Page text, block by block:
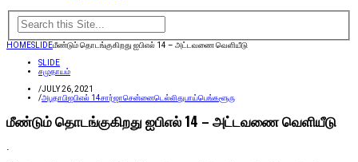
HOMESLIDEமீண்டும் தொடங்குகிறது ஐபிஎல் 14 – அட்டவணை வெளியீடு
SLIDE
சமுதாயம்
/JULY 26, 2021
/அபுதாபிஐபிஎல் 14சார்ஜாசென்னைடெல்லிதுபாய்பெங்களூரு
மீண்டும் தொடங்குகிறது ஐபிஎல் 14 – அட்டவணை வெளியீடு
.